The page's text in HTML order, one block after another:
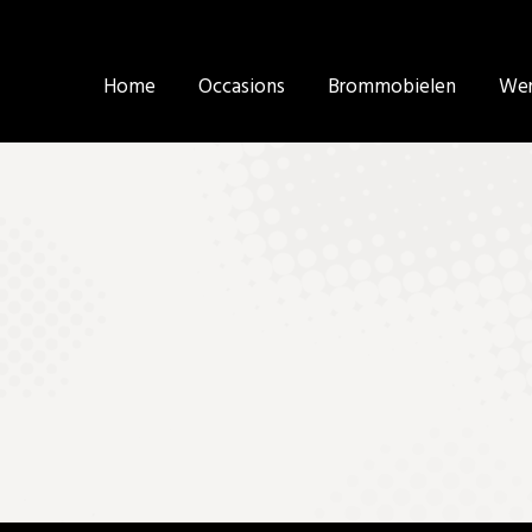
Home Occasions Brommobielen
Home Occasions Brommobielen